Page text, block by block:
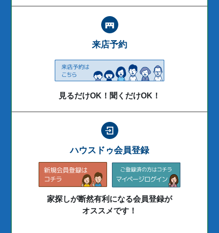
来店予約
見るだけOK！聞くだけOK！
ハウスドゥ会員登録
家探しが断然有利になる会員登録が
オススメです！